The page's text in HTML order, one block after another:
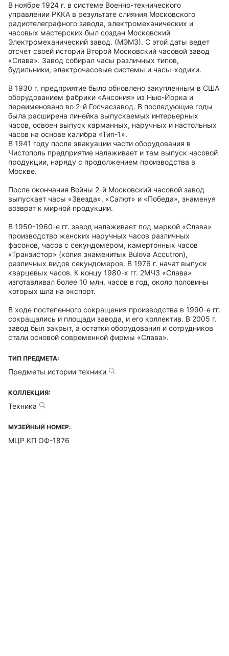
В ноябре 1924 г. в системе Военно-технического
управлении РККА в результате слияния Московского
радиотелеграфного завода, электромеханических и
часовых мастерских был создан Московский
Электромеханический завод. (МЭМЗ). С этой даты ведет
отсчет своей истории Второй Московский часовой завод
«Слава». Завод собирал часы различных типов,
будильники, электрочасовые системы и часы-ходики.
В 1930 г. предприятие было обновлено закупленным в США
оборудованием фабрики «Ансония» из Нью-Йорка и
переименовано во 2-й Госчасзавод. В последующие годы
была расширена линейка выпускаемых интерьерных
часов, освоен выпуск карманных, наручных и настольных
часов на основе калибра «Тип-1».
В 1941 году после эвакуации части оборудования в
Чистополь предприятие налаживает и там выпуск часовой
продукции, наряду с продолжением производства в
Москве.
После окончания Войны 2-й Московский часовой завод
выпускает часы «Звезда», «Салют» и «Победа», знаменуя
возврат к мирной продукции.
В 1950-1960-е гг. завод налаживает под маркой «Слава»
производство женских наручных часов различных
фасонов, часов с секундомером, камертонных часов
«Транзистор» (копия знаменитых Bulova Accutron),
различных видов секундомеров. В 1976 г. начат выпуск
кварцевых часов. К концу 1980-х гг. 2МЧЗ «Слава»
изготавливал более 10 млн. часов в год, около половины
которых шла на экспорт.
В ходе постепенного сокращения производства в 1990-е гг.
сокращались и площади завода, и его коллектив. В 2005 г.
завод был закрыт, а остатки оборудования и сотрудников
стали основой современной фирмы «Слава».
ТИП ПРЕДМЕТА:
Предметы истории техники
КОЛЛЕКЦИЯ:
Техника
МУЗЕЙНЫЙ НОМЕР:
МЦР КП ОФ-1876